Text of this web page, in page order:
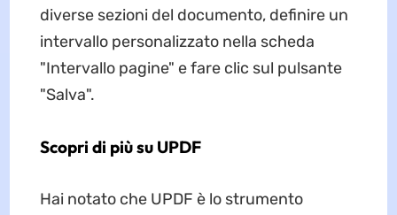
diverse sezioni del documento, definire un
intervallo personalizzato nella scheda
"Intervallo pagine" e fare clic sul pulsante
"Salva".
Scopri di più su UPDF
Hai notato che UPDF è lo strumento